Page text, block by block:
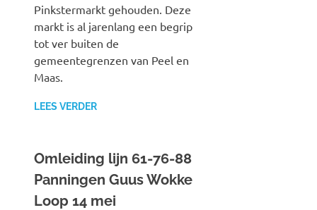
Pinkstermarkt gehouden. Deze
markt is al jarenlang een begrip
tot ver buiten de
gemeentegrenzen van Peel en
Maas.
LEES VERDER
Omleiding lijn 61-76-88
Panningen Guus Wokke
Loop 14 mei